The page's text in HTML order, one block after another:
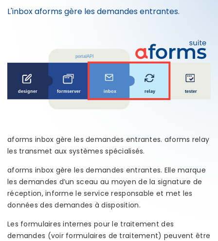
L'inbox aforms gère les demandes entrantes.
aforms inbox gère les demandes entrantes. aforms relay
les transmet aux systèmes spécialisés.
aforms inbox gère les demandes entrantes. Elle marque
les demandes d’un sceau au moyen de la signature de
réception, informe le service responsable et met les
données des demandes à disposition.
Les formulaires internes pour le traitement des
demandes (voir formulaires de traitement) peuvent être